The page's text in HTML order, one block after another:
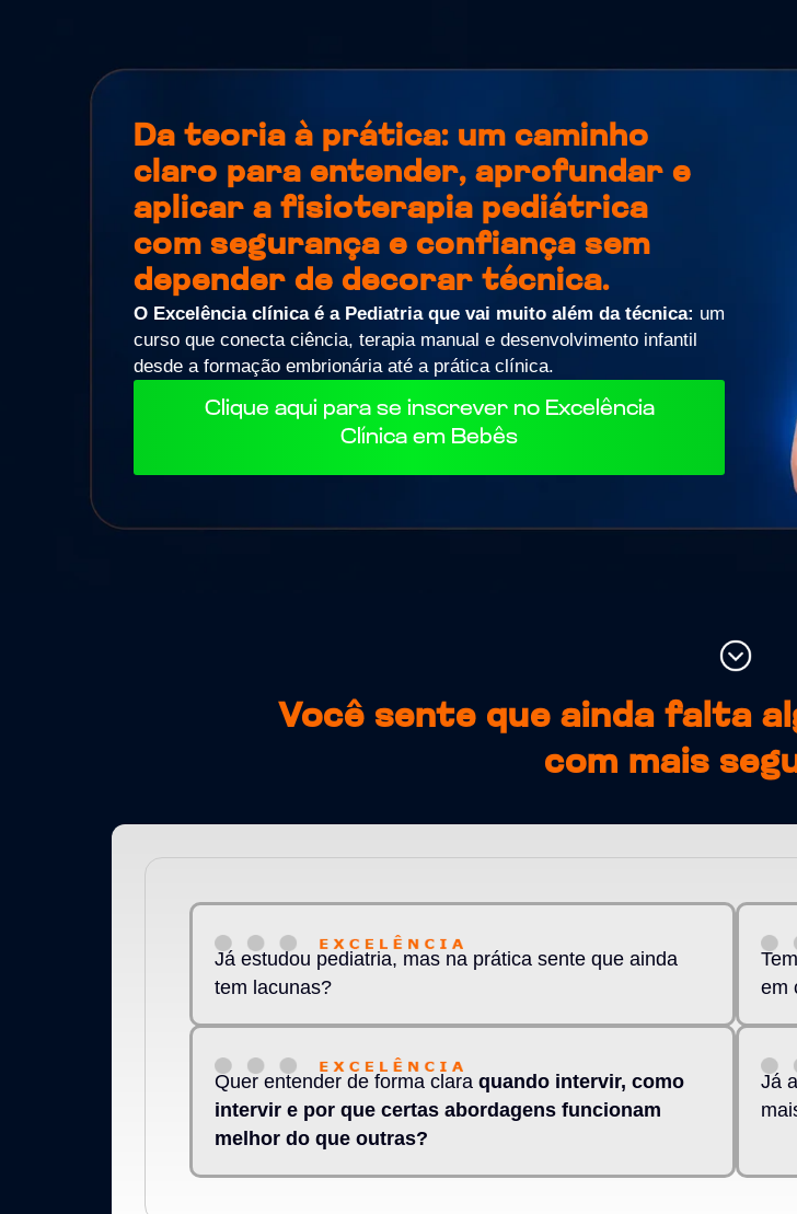
Da teoria à prática: um caminho
claro para entender, aprofundar e
aplicar a fisioterapia pediátrica
com segurança e confiança sem
depender de decorar técnica.
O Excelência clínica é a Pediatria que vai muito além da técnica: um
curso que conecta ciência, terapia manual e desenvolvimento infantil
desde a formação embrionária até a prática clínica.
Clique aqui para se inscrever no Excelência
Clínica em Bebês
Você sente que ainda falta
com mais
Já estudou pediatria, mas na prática sente que ainda
tem lacunas?
em
Quer entender de forma clara quando intervir, como
intervir e por que certas abordagens funcionam
melhor do que outras?
Já